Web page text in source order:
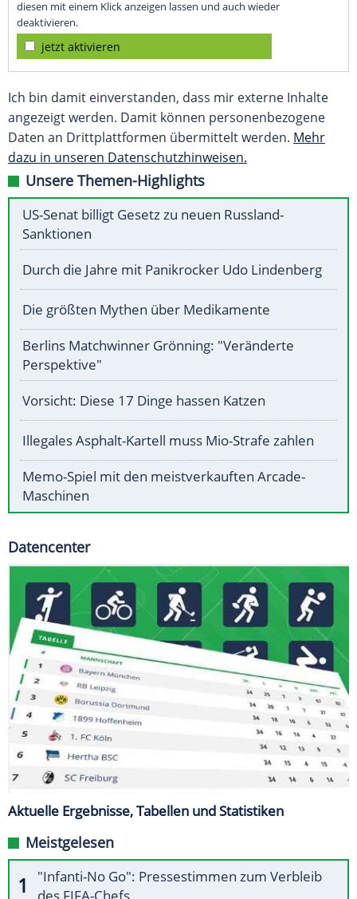
diesen mit einem Klick anzeigen lassen und auch wieder
deaktivieren.
jetzt aktivieren
Ich bin damit einverstanden, dass mir externe Inhalte
angezeigt werden. Damit können personenbezogene
Daten an Drittplattformen übermittelt werden. Mehr
dazu in unseren Datenschutzhinweisen.
Unsere Themen-Highlights
US-Senat billigt Gesetz zu neuen Russland-
Sanktionen
Durch die Jahre mit Panikrocker Udo Lindenberg
Die größten Mythen über Medikamente
Berlins Matchwinner Grönning: "Veränderte
Perspektive"
Vorsicht: Diese 17 Dinge hassen Katzen
Illegales Asphalt-Kartell muss Mio-Strafe zahlen
Memo-Spiel mit den meistverkauften Arcade-
Maschinen
Datencenter
Aktuelle Ergebnisse, Tabellen und Statistiken
Meistgelesen
"Infanti-No Go": Pressestimmen zum Verbleib